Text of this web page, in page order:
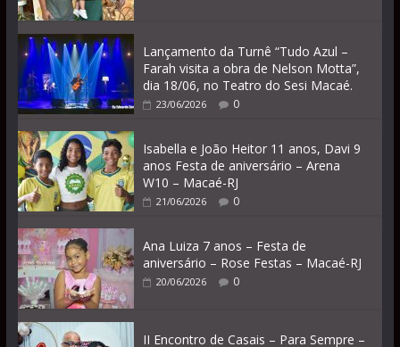
Lançamento da Turnê “Tudo Azul –
Farah visita a obra de Nelson Motta”,
dia 18/06, no Teatro do Sesi Macaé.
23/06/2026 0
Isabella e João Heitor 11 anos, Davi 9
anos Festa de aniversário – Arena
W10 – Macaé-RJ
21/06/2026 0
Ana Luiza 7 anos – Festa de
aniversário – Rose Festas – Macaé-RJ
20/06/2026 0
II Encontro de Casais – Para Sempre –